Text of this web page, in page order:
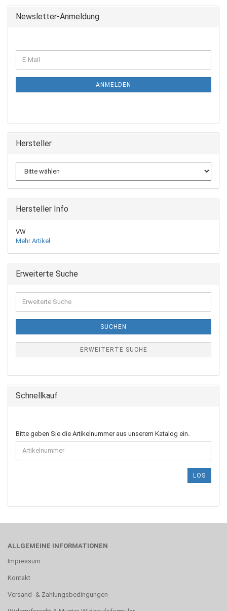
Newsletter-Anmeldung
ZUR
NEWSLETTER-
E-
Mail
ANMELDEN
Hersteller
Hersteller Info
VW
Mehr Artikel
Erweiterte Suche
Suche
SUCHEN
ERWEITERTE SUCHE
Schnellkauf
BITTE
GEBEN
SIE
DIE
EIN.
Bitte geben Sie die Artikelnummer aus unserem Katalog ein.
LOS
ALLGEMEINE INFORMATIONEN
Impressum
Kontakt
Versand- & Zahlungsbedingungen